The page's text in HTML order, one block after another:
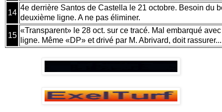
14
4e derrière Santos de Castella le 21 octobre. Besoin du
deuxième ligne. A ne pas éliminer.
15
«Transparent» le 28 oct. sur ce tracé. Mal embarqué
ligne. Même «DP» et drivé par M. Abrivard, doit